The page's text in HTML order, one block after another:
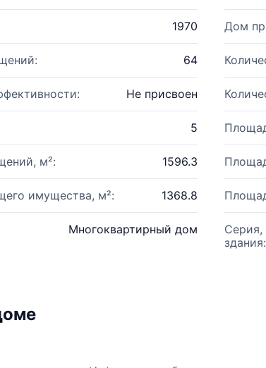
1970 Дом
64
Не присвоен
5
м²: 1596.3
имущества, м²: 1368.8
Многоквартирный дом
Серия,
здания: